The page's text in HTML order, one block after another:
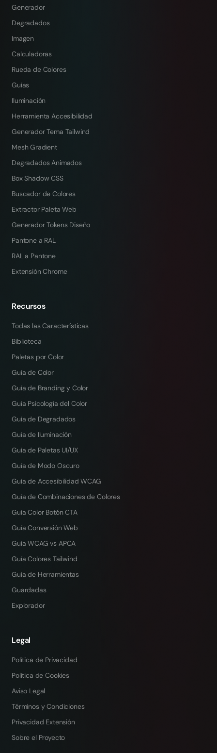
Generador
Degradados
Imagen
Calculadoras
Rueda de Colores
Guías
Iluminación
Herramienta Accesibilidad
Generador Tema Tailwind
Mesh Gradient
Degradados Animados
Box Shadow CSS
Buscador de Colores
Extractor Paleta Web
Generador Tokens Diseño
Pantone a RAL
RAL a Pantone
Extensión Chrome
Recursos
Todas las Características
Biblioteca
Paletas por Color
Guía de Color
Guía de Branding y Color
Guía Psicología del Color
Guía de Degradados
Guía de Iluminación
Guía de Paletas UI/UX
Guía de Modo Oscuro
Guía de Accesibilidad WCAG
Guía de Combinaciones de Colores
Guía Color Botón CTA
Guía Conversión Web
Guía WCAG vs APCA
Guía Colores Tailwind
Guía de Herramientas
Guardadas
Explorador
Legal
Política de Privacidad
Política de Cookies
Aviso Legal
Términos y Condiciones
Privacidad Extensión
Sobre el Proyecto